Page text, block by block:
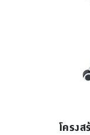
โครง